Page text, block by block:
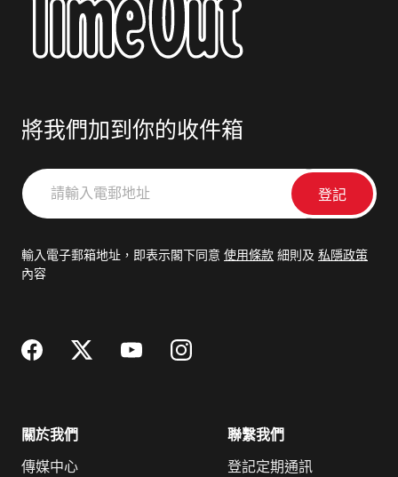
將我們加到你的收件箱
請
輸
郵
輸入電子郵箱地址，即表示閣下同意 使用條款 細則及 私隱政策
內容
關於我們
傳媒中心
聯繫我們
登記定期通訊